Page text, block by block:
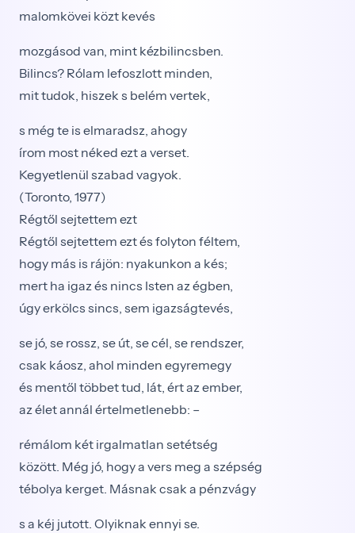
malomkövei közt kevés
mozgásod van, mint kézbilincsben.
Bilincs? Rólam lefoszlott minden,
mit tudok, hiszek s belém vertek,
s még te is elmaradsz, ahogy
írom most néked ezt a verset.
Kegyetlenül szabad vagyok.
(Toronto, 1977)
Régtől sejtettem ezt
Régtől sejtettem ezt és folyton féltem,
hogy más is rájön: nyakunkon a kés;
mert ha igaz és nincs Isten az égben,
úgy erkölcs sincs, sem igazságtevés,
se jó, se rossz, se út, se cél, se rendszer,
csak káosz, ahol minden egyremegy
és mentől többet tud, lát, ért az ember,
az élet annál értelmetlenebb: –
rémálom két irgalmatlan setétség
között. Még jó, hogy a vers meg a szépség
tébolya kerget. Másnak csak a pénzvágy
s a kéj jutott. Olyiknak ennyi se.